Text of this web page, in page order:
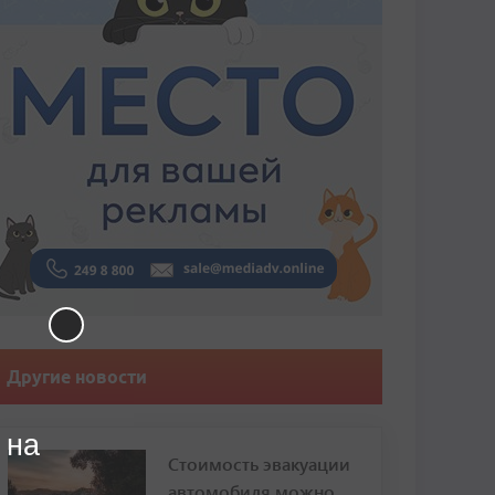
Другие новости
Стоимость эвакуации